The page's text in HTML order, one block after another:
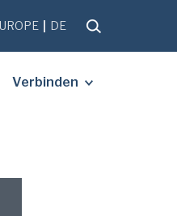
DE
Verbinden